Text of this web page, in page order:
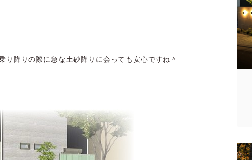
降りの際に急な土砂降りに会っても安心ですね＾